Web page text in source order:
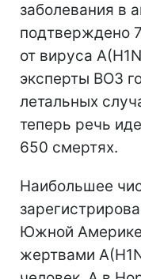
заболевания в
подтверждено
от вируса
эксперты ВОЗ
летальных
теперь речь
650 смертях.
Наибольшее
Южной
жертвами